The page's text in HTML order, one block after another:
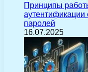
Принципы
аутентификации
паролей
16.07.2025